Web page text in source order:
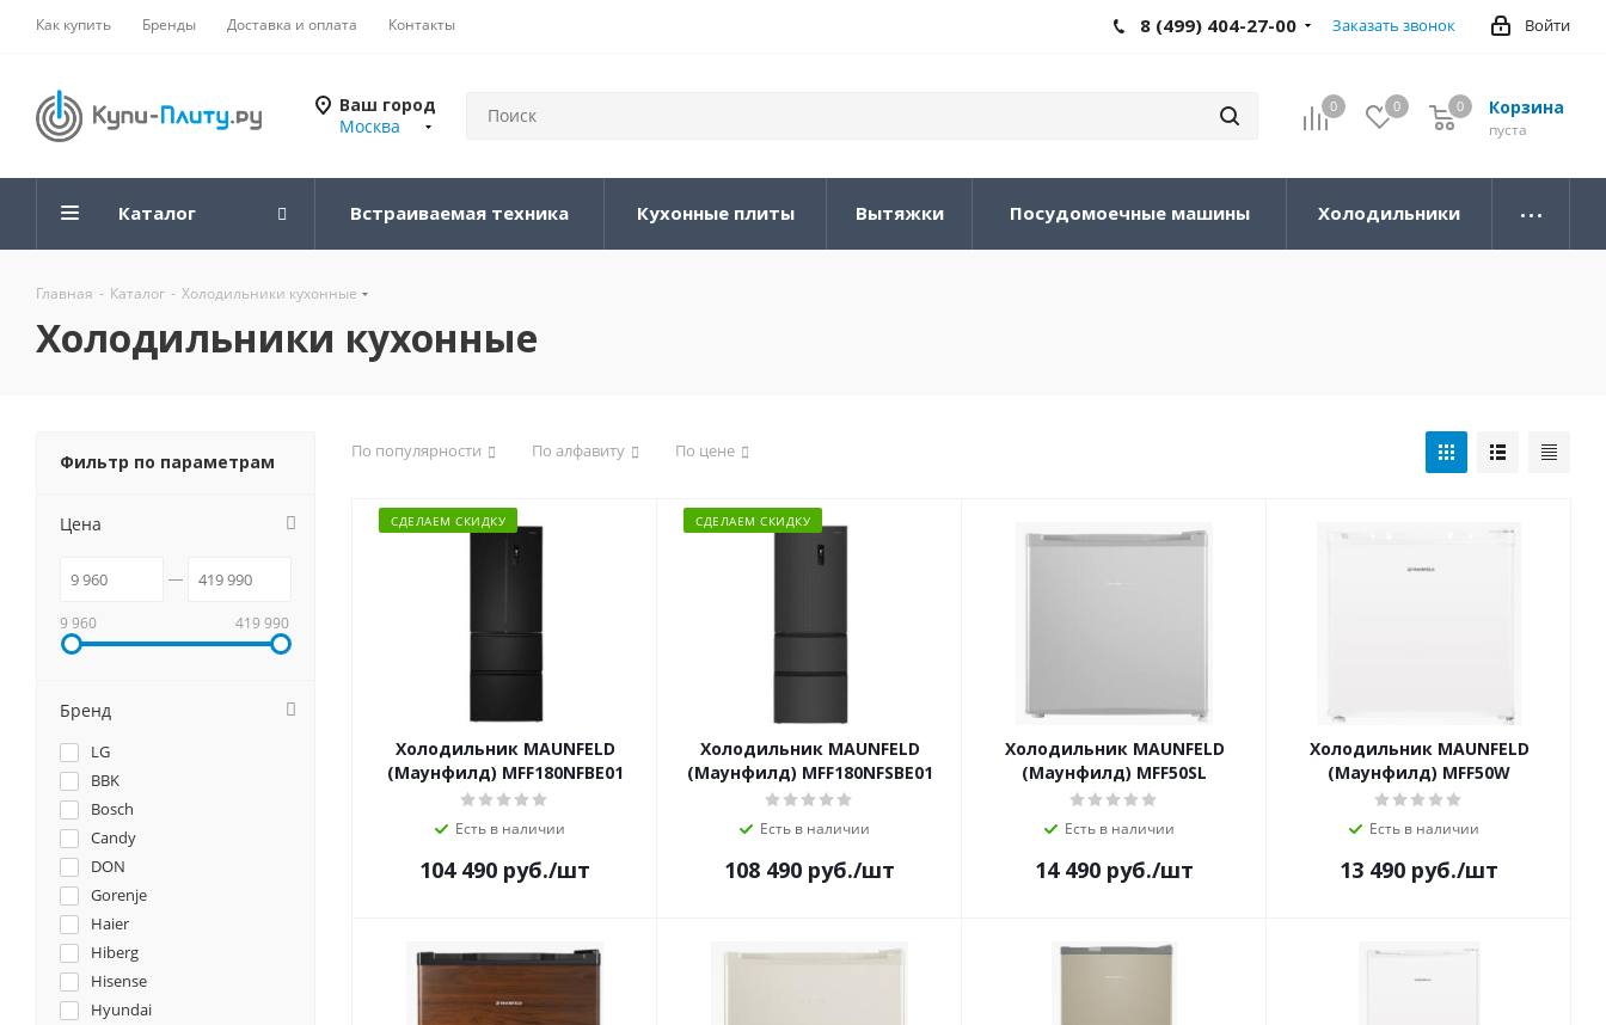
Как купить Бренды Доставка и оплата Контакты Войти
8 (499) 404-27-00 Заказать звонок
Ваш город
Москва
0 0 Корзина
0
пуста
0
Каталог Встраиваемая техника Кухонные плиты Вытяжки Посудомоечные машины Холодильники
Главная - Каталог - Холодильники кухонные
Холодильники кухонные
По популярности По алфавиту По цене
СДЕЛАЕМ СКИДКУ
Холодильник MAUNFELD
(Маунфилд) MFF180NFBE01
Есть в наличии
104 490 руб./шт
СДЕЛАЕМ СКИДКУ
Холодильник MAUNFELD
(Маунфилд) MFF180NFSBE01
Есть в наличии
108 490 руб./шт
Холодильник MAUNFELD
(Маунфилд) MFF50SL
Есть в наличии
14 490 руб./шт
Холодильник MAUNFELD
(Маунфилд) MFF50W
Есть в наличии
13 490 руб./шт
Фильтр по параметрам
Цена
9 960 419 990
Бренд
LG
BBK
Bosch
Candy
DON
Gorenje
Haier
Hiberg
Hisense
Hyundai